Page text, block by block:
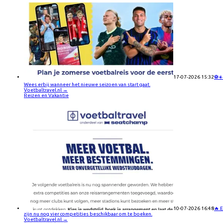
17-07-2026 15:32⚽☀️
Wees erbij wanneer het nieuwe seizoen van start gaat.
Voetbaltravel.nl →
Reizen en Vakantie
10-07-2026 16:48🔥
zijn nu nog vier competities beschikbaar om te boeken.
Voetbaltravel.nl →